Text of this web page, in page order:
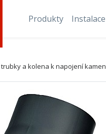
Produkty Instalace
a kolena k napojení kamen